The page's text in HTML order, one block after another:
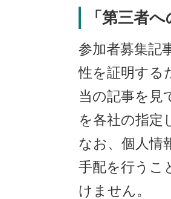
「第三者
参加者募集記
性を証明する
当の記事を見
を各社の指定
なお、個人情
手配を行うこ
けません。